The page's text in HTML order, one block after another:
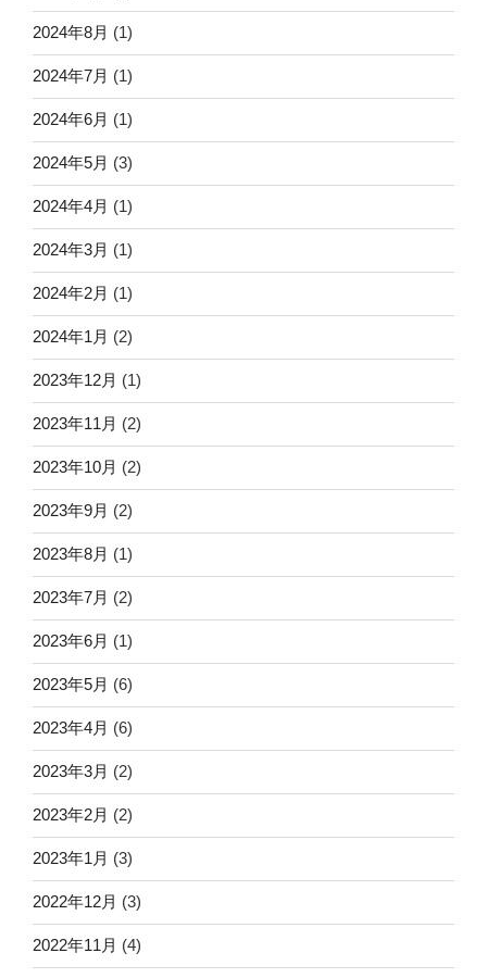
2024年8月 (1)
2024年7月 (1)
2024年6月 (1)
2024年5月 (3)
2024年4月 (1)
2024年3月 (1)
2024年2月 (1)
2024年1月 (2)
2023年12月 (1)
2023年11月 (2)
2023年10月 (2)
2023年9月 (2)
2023年8月 (1)
2023年7月 (2)
2023年6月 (1)
2023年5月 (6)
2023年4月 (6)
2023年3月 (2)
2023年2月 (2)
2023年1月 (3)
2022年12月 (3)
2022年11月 (4)